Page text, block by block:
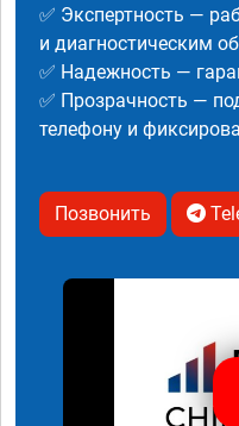
✅ Экспертность —
и диагностическим
✅ Надежность —
✅ Прозрачность —
телефону и
Позвонить